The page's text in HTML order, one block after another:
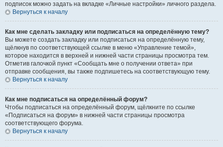
подписок можно задать на вкладке «Личные настройки» личного раздела.
Вернуться к началу
Как мне сделать закладку или подписаться на определённую тему?
Вы можете создать закладку или подписаться на определённую тему,
щёлкнув по соответствующей ссылке в меню «Управление темой»,
которое находится в верхней и нижней части страницы просмотра тем.
Отметив галочкой пункт «Сообщать мне о получении ответа» при
отправке сообщения, вы также подпишетесь на соответствующую тему.
Вернуться к началу
Как мне подписаться на определённый форум?
Чтобы подписаться на определённый форум, щёлкните по ссылке
«Подписаться на форум» в нижней части страницы просмотра
соответствующего форума.
Вернуться к началу